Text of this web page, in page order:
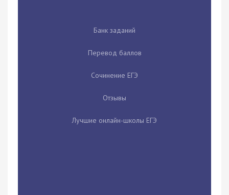
Банк заданий
Перевод баллов
Сочинение ЕГЭ
Отзывы
Лучшие онлайн-школы ЕГЭ